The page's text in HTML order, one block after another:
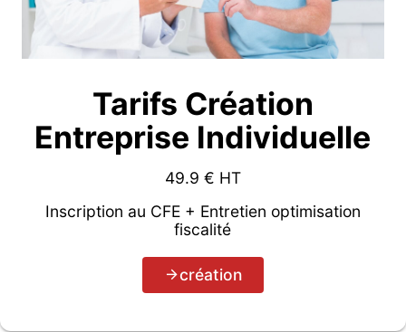
Tarifs Création
Entreprise Individuelle
49.9 € HT
Inscription au CFE + Entretien optimisation
fiscalité
création